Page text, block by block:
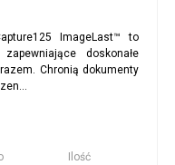
ImageLast™ to
doskonałe
Chronią dokumenty
Ilość